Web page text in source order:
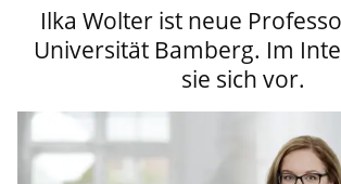
Ilka Wolter ist neue
Universität Bamberg. Im
sie sich vor.